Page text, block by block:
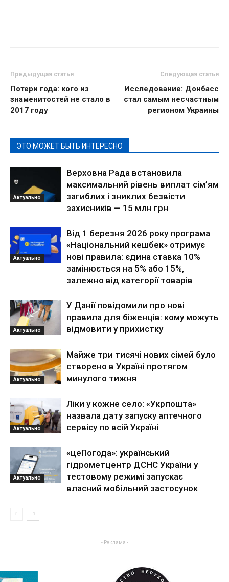
Предыдущая статья
Потери года: кого из
знаменитостей не стало в
2017 году
Следующая статья
Исследование: Донбасс
стал самым несчастным
регионом Украины
ЭТО МОЖЕТ БЫТЬ ИНТЕРЕСНО
Актуально
Верховна Рада встановила
максимальний рівень виплат сім’ям
загиблих і зниклих безвісти
захисників — 15 млн грн
Актуально
Від 1 березня 2026 року програма
«Національний кешбек» отримує
нові правила: єдина ставка 10%
замінюється на 5% або 15%,
залежно від категорії товарів
Актуально
У Данії повідомили про нові
правила для біженців: кому можуть
відмовити у прихистку
Актуально
Майже три тисячі нових сімей було
створено в Україні протягом
минулого тижня
Актуально
Ліки у кожне село: «Укрпошта»
назвала дату запуску аптечного
сервісу по всій Україні
Актуально
«цеПогода»: український
гідрометцентр ДСНС України у
тестовому режимі запускає
власний мобільний застосунок
- Реклама -